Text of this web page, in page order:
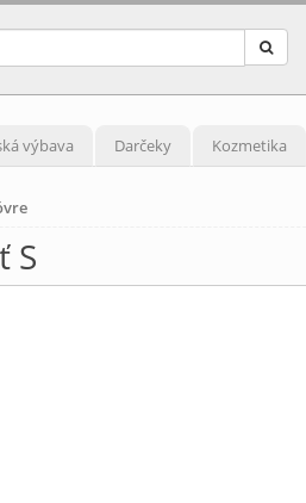
výbava Darčeky Kozmetika
S